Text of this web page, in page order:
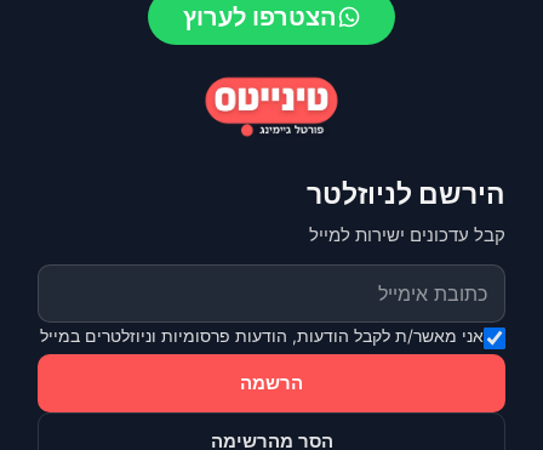
הצטרפו לערוץ
הירשם לניוזלטר
קבל עדכונים ישירות למייל
אני מאשר/ת לקבל הודעות, הודעות פרסומיות וניוזלטרים במייל
הרשמה
הסר מהרשימה